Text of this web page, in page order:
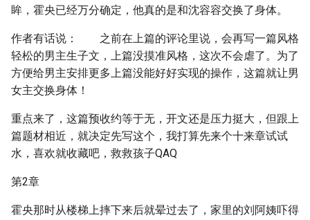
眸，霍央已经万分确定，他真的是和沈容容交换了身体。
作者有话说： 之前在上篇的评论里说，会再写一篇风格
轻松的男主生子文，上篇没摸准风格，这次不会虐了。为了
方便给男主安排更多上篇没能好好实现的操作，这篇就让男
女主交换身体！
重点来了，这篇预收约等于无，开文还是压力挺大，但跟上
篇题材相近，就决定先写这个，我打算先来个十来章试试
水，喜欢就收藏吧，救救孩子QAQ
第2章
霍央那时从楼梯上摔下来后就晕过去了，家里的刘阿姨吓得